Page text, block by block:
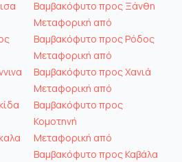
Βαμβακόφυτο προς Ξάνθη
Μεταφορική από
Βαμβακόφυτο προς Ρόδος
Μεταφορική από
Βαμβακόφυτο προς Χανιά
Μεταφορική από
Βαμβακόφυτο προς
Κομοτηνή
Μεταφορική από
Βαμβακόφυτο προς Καβάλα